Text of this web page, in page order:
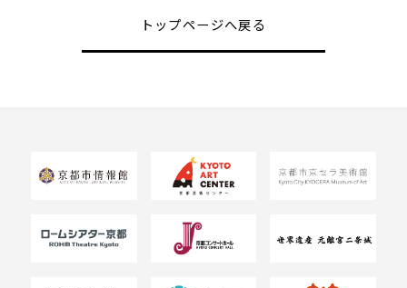
トップページへ戻る